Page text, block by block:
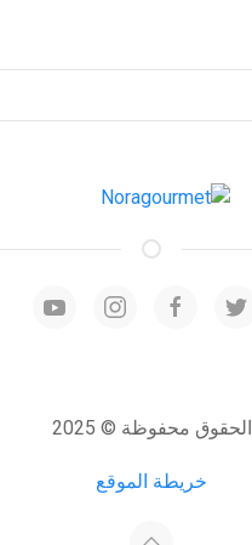
الحقوق محفوظة © 2025
خريطة الموقع